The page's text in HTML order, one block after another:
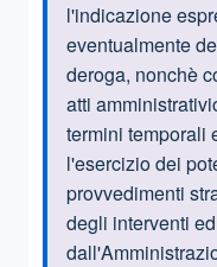
l'indicazione
eventualmente
deroga, nonchè
atti
termini temporali
l'esercizio dei
provvedimenti
degli interventi